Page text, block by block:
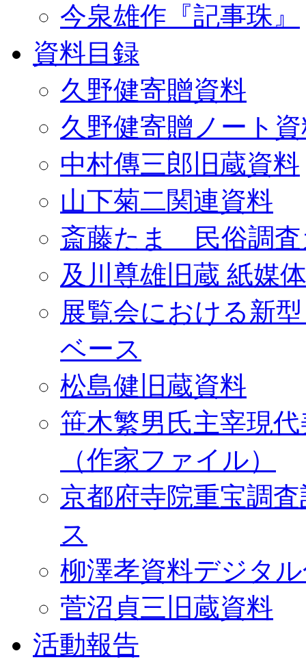
今泉雄作『記事珠』
資料目録
久野健寄贈資料
久野健寄贈ノート
中村傳三郎旧蔵資料
山下菊二関連資料
斎藤たま 民俗調査
及川尊雄旧蔵 紙媒
展覧会における新
ベース
松島健旧蔵資料
笹木繁男氏主宰現
（作家ファイル）
京都府寺院重宝調
ス
柳澤孝資料デジタ
菅沼貞三旧蔵資料
活動報告